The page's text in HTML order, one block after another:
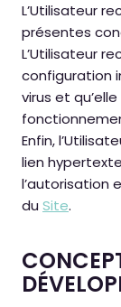
L’Utilisateur
présentes
L’Utilisateur
configuration
virus et
Enfin,
lien
l’autorisation
du Site.